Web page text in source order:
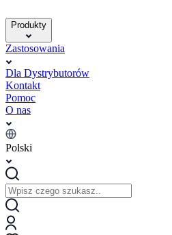
Produkty
Zastosowania
Dla Dystrybutorów
Kontakt
Pomoc
O nas
Polski